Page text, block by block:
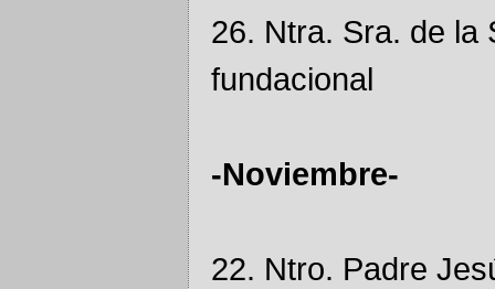
26. Ntra. Sra. de la
fundacional
-Noviembre-
22. Ntro. Padre